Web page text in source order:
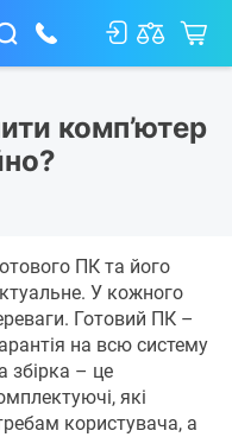
комп’ютер
ПК та його
У кожного
Готовий ПК –
на всю систему
збірка – це
які
користувача, а